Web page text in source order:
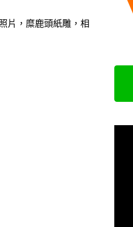
片，糜鹿頭紙雕，相